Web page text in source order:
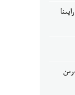
اۋا رايىنا